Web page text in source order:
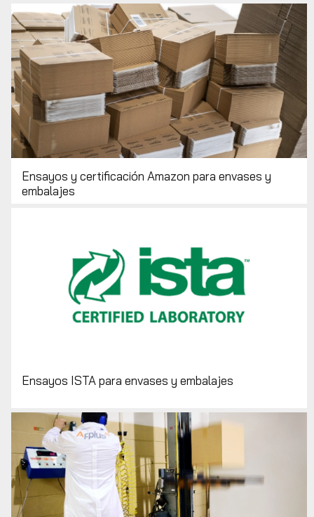
Ensayos y certificación Amazon para envases y
embalajes
Ensayos ISTA para envases y embalajes